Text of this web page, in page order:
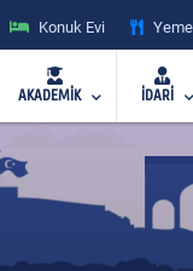
Konuk Evi
AKADEMİK İDARİ